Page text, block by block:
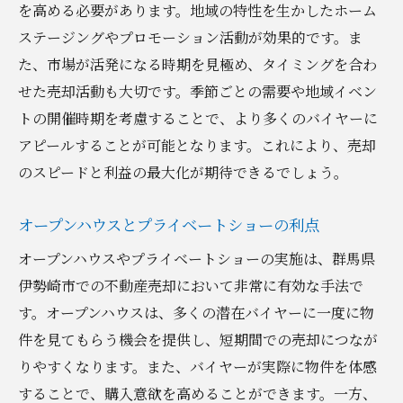
を高める必要があります。地域の特性を生かしたホーム
ステージングやプロモーション活動が効果的です。ま
た、市場が活発になる時期を見極め、タイミングを合わ
せた売却活動も大切です。季節ごとの需要や地域イベン
トの開催時期を考慮することで、より多くのバイヤーに
アピールすることが可能となります。これにより、売却
のスピードと利益の最大化が期待できるでしょう。
オープンハウスとプライベートショーの利点
オープンハウスやプライベートショーの実施は、群馬県
伊勢崎市での不動産売却において非常に有効な手法で
す。オープンハウスは、多くの潜在バイヤーに一度に物
件を見てもらう機会を提供し、短期間での売却につなが
りやすくなります。また、バイヤーが実際に物件を体感
することで、購入意欲を高めることができます。一方、